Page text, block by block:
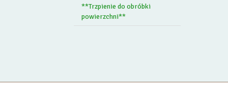
**Trzpienie do obróbki
powierzchni**